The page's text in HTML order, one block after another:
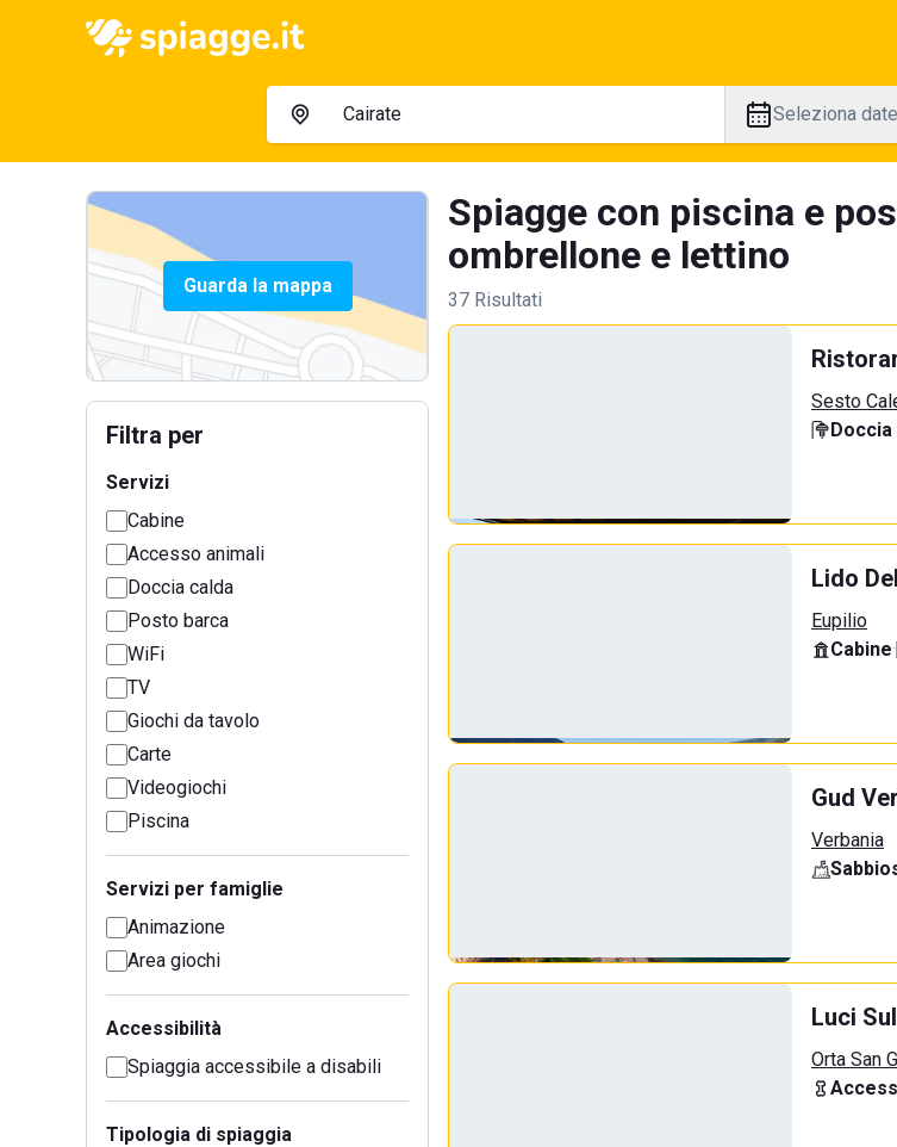
Seleziona date
Guarda la mappa
Filtra per
Servizi
Cabine
Accesso animali
Doccia calda
Posto barca
WiFi
TV
Giochi da tavolo
Carte
Videogiochi
Piscina
Servizi per famiglie
Animazione
Area giochi
Accessibilità
Spiaggia accessibile a disabili
Tipologia di spiaggia
Spiagge con piscina e
ombrellone e lettino
37 Risultati
Sesto
Doccia
Lido
Eupilio
Cabine·
Gud
Verbania
Luci
Orta San